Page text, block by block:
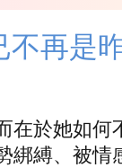
再是
於她如何
綁縛、被情